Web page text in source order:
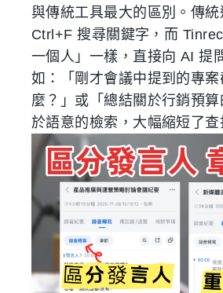
與傳統工具最大的區別。傳
Ctrl+F 搜尋關鍵字，而
一個人」一樣，直接向 AI 提
如：「剛才會議中提到的專
麼？」或「總結關於行銷預
於語意的檢索，大幅縮短了查